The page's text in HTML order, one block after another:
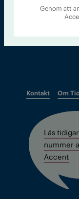
Tidningen
Chefredaktör och
Kontakt Om
Läs
nummer
Accent
Genom att